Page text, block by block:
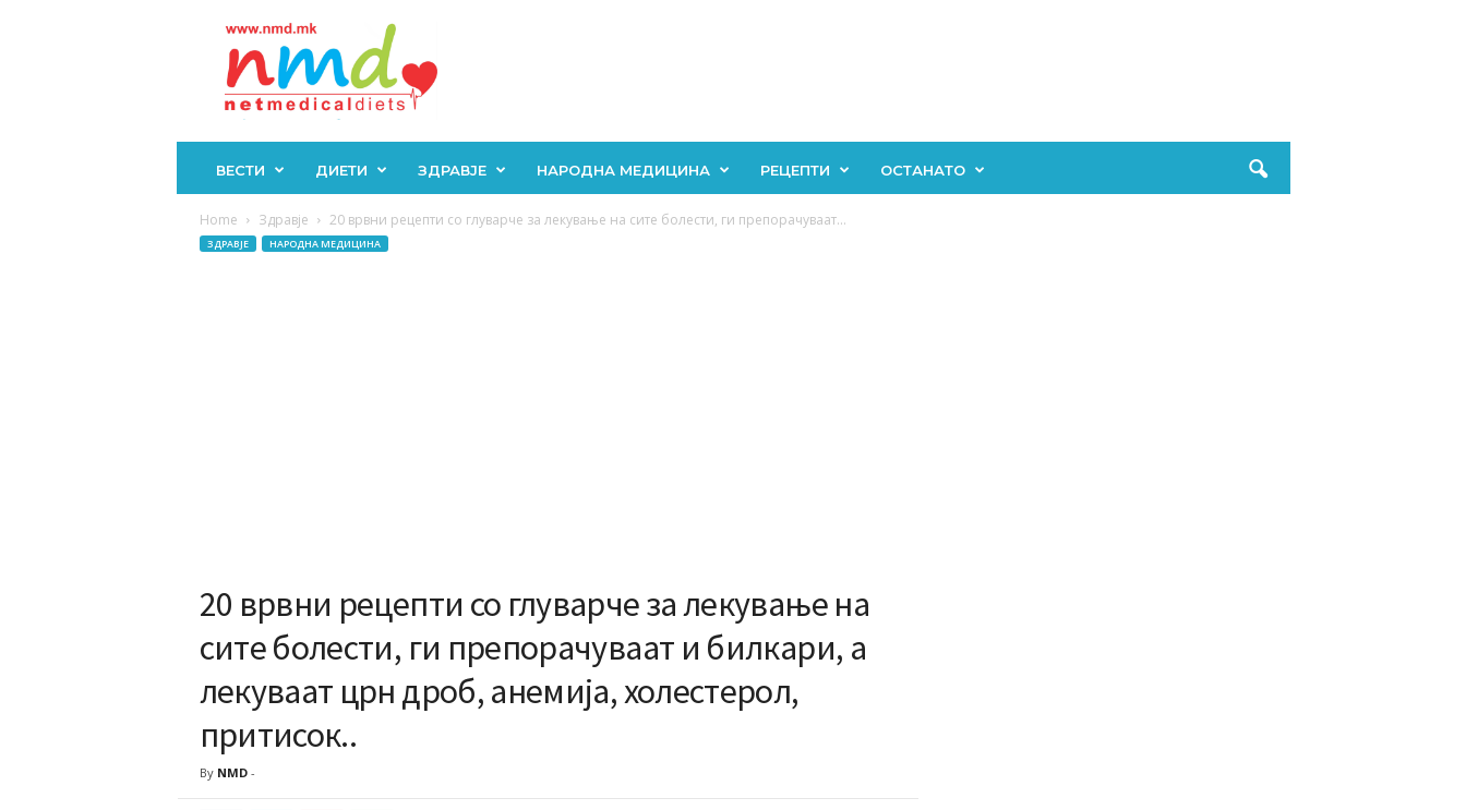
ВЕСТИ ДИЕТИ ЗДРАВЈЕ НАРОДНА МЕДИЦИНА РЕЦЕПТИ ОСТАНАТО
Home Здравје 20 врвни рецепти со глуварче за лекување на сите болести, ги препорачуваат...
ЗДРАВЈЕ НАРОДНА МЕДИЦИНА
20 врвни рецепти со глуварче за лекување на
сите болести, ги препорачуваат и билкари, а
лекуваат црн дроб, анемија, холестерол,
притисок..
By NMD-